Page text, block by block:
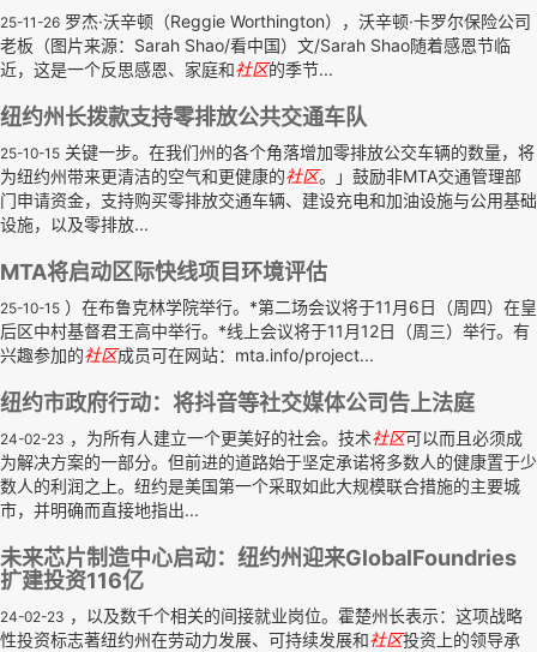
25-11-26 罗杰·沃辛顿（Reggie Worthington），沃辛顿·卡罗尔保险公司
老板（图片来源：Sarah Shao/看中国）文/Sarah Shao随着感恩节临
近，这是一个反思感恩、家庭和社区的季节...
纽约州长拨款支持零排放公共交通车队
25-10-15 关键一步。在我们州的各个角落增加零排放公交车辆的数量，将
为纽约州带来更清洁的空气和更健康的社区。」鼓励非MTA交通管理部
门申请资金，支持购买零排放交通车辆、建设充电和加油设施与公用基础
设施，以及零排放...
MTA将启动区际快线项目环境评估
25-10-15 ）在布鲁克林学院举行。*第二场会议将于11月6日（周四）在皇
后区中村基督君王高中举行。*线上会议将于11月12日（周三）举行。有
兴趣参加的社区成员可在网站：mta.info/project...
纽约市政府行动：将抖音等社交媒体公司告上法庭
24-02-23 ，为所有人建立一个更美好的社会。技术社区可以而且必须成
为解决方案的一部分。但前进的道路始于坚定承诺将多数人的健康置于少
数人的利润之上。纽约是美国第一个采取如此大规模联合措施的主要城
市，并明确而直接地指出...
未来芯片制造中心启动：纽约州迎来GlobalFoundries
扩建投资116亿
24-02-23 ，以及数千个相关的间接就业岗位。霍楚州长表示：这项战略
性投资标志著纽约州在劳动力发展、可持续发展和社区投资上的领导承